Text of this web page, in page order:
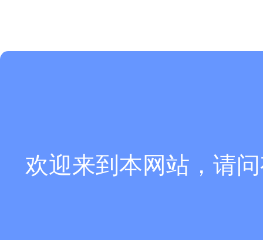
欢迎来到本网站，请